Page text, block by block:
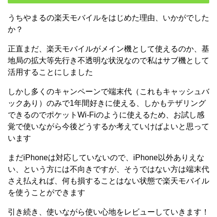
うちやまるの楽天モバイルをはじめた理由、いかがでした
か？
正直まだ、楽天モバイルがメイン機として使えるのか、基
地局の拡大等先行き不透明な状況なので私はサブ機として
活用することにしました
しかし多くのキャンペーンで端末代（これもキャッシュバ
ックあり）のみで1年間好きに使える、しかもテザリング
できるのでポケットWi-Fiのように使えるため、お試し感
覚で使いながら今後どうするか考えていけばよいと思って
います
まだiPhoneは対応していないので、iPhone以外ありえな
い、という方には不向きですが、そうではない方は端末代
さえ払えれば、何も損することはない状態で楽天モバイル
を使うことができます
引き続き、使いながら使い心地をレビューしていきます！